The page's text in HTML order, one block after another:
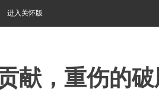
进入关怀版
献，重伤的